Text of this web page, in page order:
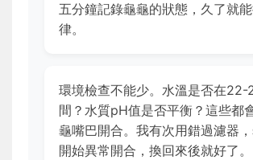
五分鐘記錄龜龜的狀態，久了就
律。
環境檢查不能少。水溫是否在22-
間？水質pH值是否平衡？這些都
龜嘴巴開合。我有次用錯過濾器
開始異常開合，換回來後就好了。